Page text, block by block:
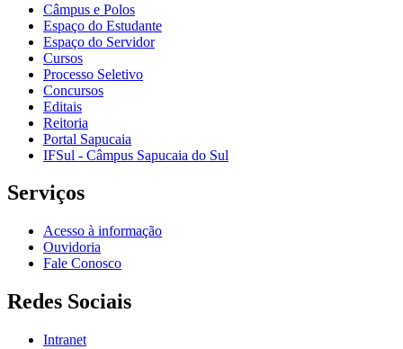
Câmpus e Polos
Espaço do Estudante
Espaço do Servidor
Cursos
Processo Seletivo
Concursos
Editais
Reitoria
Portal Sapucaia
IFSul - Câmpus Sapucaia do Sul
Serviços
Acesso à informação
Ouvidoria
Fale Conosco
Redes Sociais
Intranet